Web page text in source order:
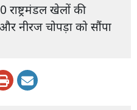
राष्ट्रमंडल खेलों की
नीरज चोपड़ा को सौंपा